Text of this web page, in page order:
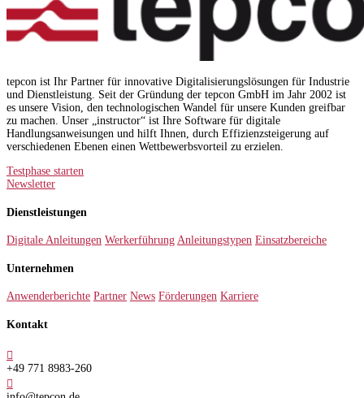
tepcon ist Ihr Partner für innovative Digitalisierungslösungen für Industrie
und Dienstleistung. Seit der Gründung der tepcon GmbH im Jahr 2002 ist
es unsere Vision, den technologischen Wandel für unsere Kunden greifbar
zu machen. Unser „instructor“ ist Ihre Software für digitale
Handlungsanweisungen und hilft Ihnen, durch Effizienzsteigerung auf
verschiedenen Ebenen einen Wettbewerbsvorteil zu erzielen.
Testphase starten
Newsletter
Dienstleistungen
Digitale Anleitungen Werkerführung Anleitungstypen Einsatzbereiche
Unternehmen
Anwenderberichte Partner News Förderungen Karriere
Kontakt

+49 771 8983-260
